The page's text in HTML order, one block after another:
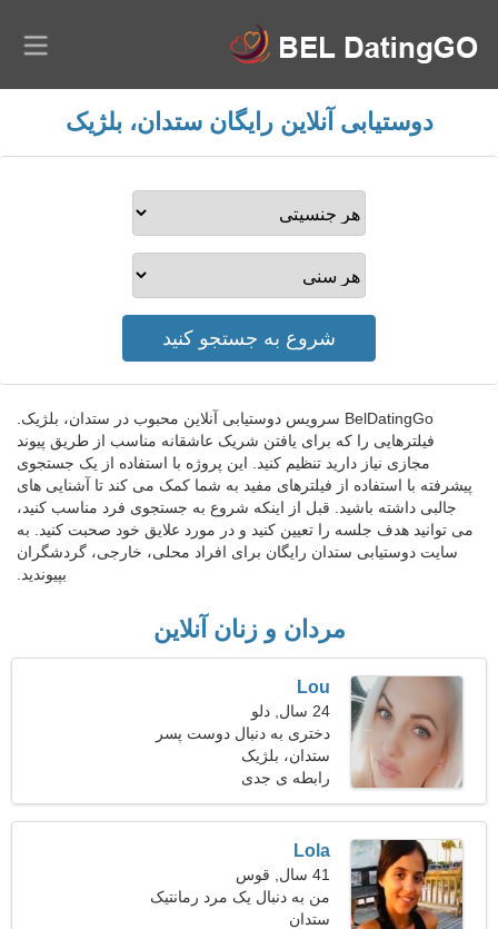
دوستیابی آنلاین رایگان ستدان، بلژیک
BelDatingGo سرویس دوستیابی آنلاین محبوب در ستدان، بلژیک.
فیلترهایی را که برای یافتن شریک عاشقانه مناسب از طریق پیوند
مجازی نیاز دارید تنظیم کنید. این پروژه با استفاده از یک جستجوی
پیشرفته با استفاده از فیلترهای مفید به شما کمک می کند تا آشنایی های
جالبی داشته باشید. قبل از اینکه شروع به جستجوی فرد مناسب کنید،
می توانید هدف جلسه را تعیین کنید و در مورد علایق خود صحبت کنید. به
سایت دوستیابی ستدان رایگان برای افراد محلی، خارجی، گردشگران
بپیوندید.
مردان و زنان آنلاین
Lou
24 سال, دلو
دختری به دنبال دوست پسر
ستدان، بلژیک
رابطه ی جدی
Lola
41 سال, قوس
من به دنبال یک مرد رمانتیک
برای پیاده روی با هم هستم
ستدان